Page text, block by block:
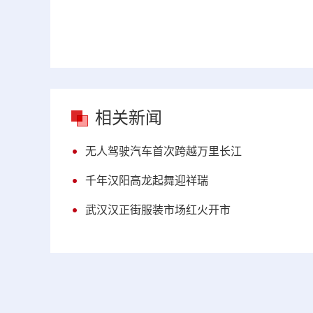
相关新闻
无人驾驶汽车首次跨越万里长江
千年汉阳高龙起舞迎祥瑞
武汉汉正街服装市场红火开市